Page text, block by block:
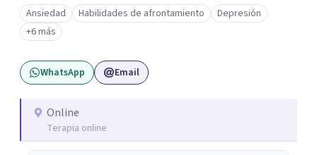
claridad. Ofrezco sesiones individuales y terapia de pareja
en modalidad online. Si sentís que es momento de darte
un espacio para empezar un proceso personal o trabajar
en tu vínculo, podés escribirme para coordinar una
Ansiedad Habilidades de afrontamiento
Depresión
+6 más
WhatsApp Email
Online
Terapia online